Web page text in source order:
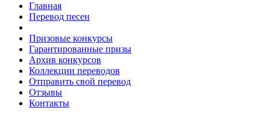
Главная
Перевод песен
Призовые конкурсы
Гарантированные призы
Архив конкурсов
Коллекции переводов
Отправить свой перевод
Отзывы
Контакты